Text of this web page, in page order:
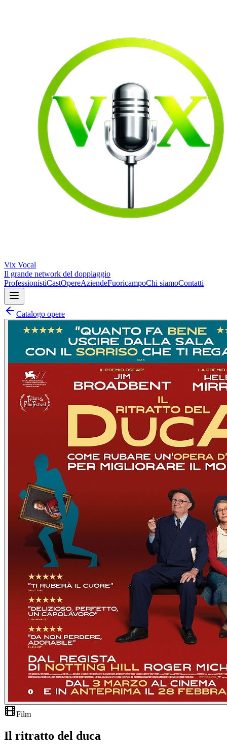
Vix Vocal
Il grande network del doppiaggio
ProfessionistiCastOpereAziendeFuoricampoChi siamoContatti
Catalogo opere
Film
Il ritratto del duca